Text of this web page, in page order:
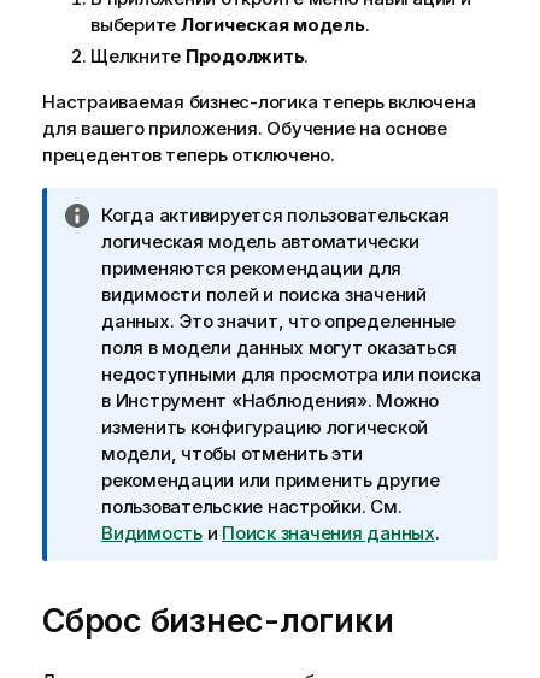
выберите Логическая модель.
Щелкните Продолжить.
Настраиваемая бизнес-логика теперь включена
для вашего приложения. Обучение на основе
прецедентов теперь отключено.
П
р
и
м
е
ч
а
н
и
е
к
и
н
р
м
Когда активируется пользовательская
логическая модель автоматически
применяются рекомендации для
видимости полей и поиска значений
данных. Это значит, что определенные
поля в модели данных могут оказаться
недоступными для просмотра или поиска
в Инструмент «Наблюдения». Можно
изменить конфигурацию логической
модели, чтобы отменить эти
рекомендации или применить другие
пользовательские настройки. См.
Видимостьи Поиск значения данных.
Сброс бизнес-логики